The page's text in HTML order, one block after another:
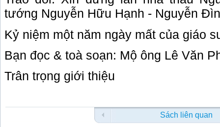
tướng Nguyễn Hữu Hạnh - Nguyễn
Kỷ niệm một năm ngày mất của giáo
Bạn đọc & toà soạn: Mộ ông Lê Văn
Trân trọng giới thiệu
Sách liên quan